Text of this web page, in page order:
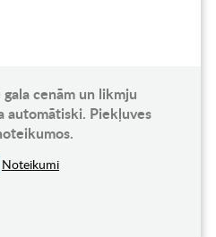
cenām un likmju
automātiski. Piekļuves
Noteikumi